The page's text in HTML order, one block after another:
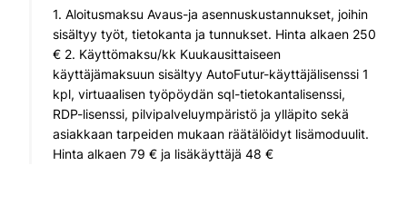
1. Aloitusmaksu Avaus-ja asennuskustannukset, joihin
sisältyy työt, tietokanta ja tunnukset. Hinta alkaen 250
€ 2. Käyttömaksu/kk Kuukausittaiseen
käyttäjämaksuun sisältyy AutoFutur-käyttäjälisenssi 1
kpl, virtuaalisen työpöydän sql-tietokantalisenssi,
RDP-lisenssi, pilvipalveluympäristö ja ylläpito sekä
asiakkaan tarpeiden mukaan räätälöidyt lisämoduulit.
Hinta alkaen 79 € ja lisäkäyttäjä 48 €